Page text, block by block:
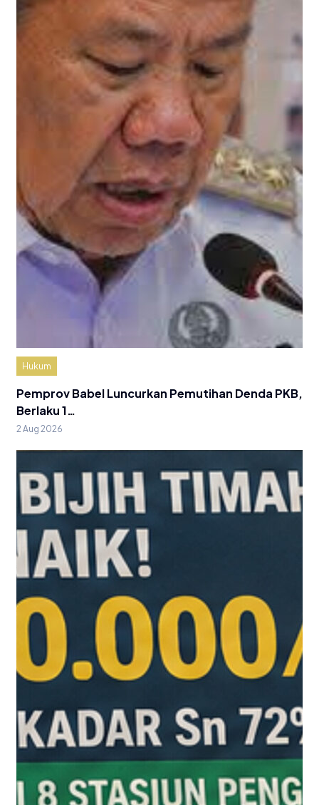
Hukum
Pemprov Babel Luncurkan Pemutihan Denda PKB,
Berlaku 1…
2 Aug 2026